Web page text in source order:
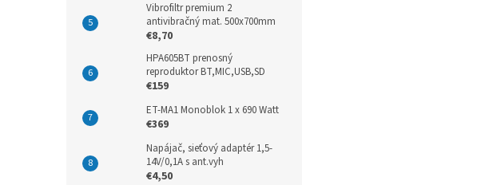
Vibrofiltr premium 2
antivibračný mat. 500x700mm
€8,70
HPA605BT prenosný
reproduktor BT,MIC,USB,SD
€159
ET-MA1 Monoblok 1 x 690 Watt
€369
Napájač, sieťový adaptér 1,5-
14V/0,1A s ant.vyh
€4,50